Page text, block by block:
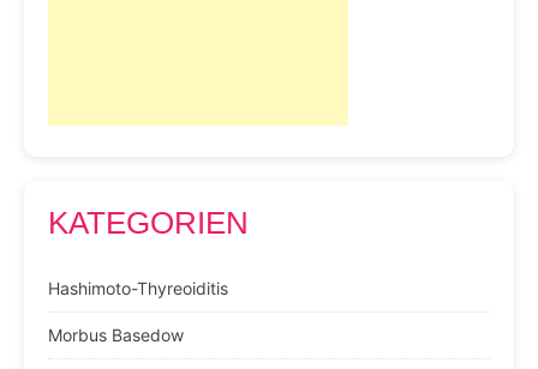
KATEGORIEN
Hashimoto-Thyreoiditis
Morbus Basedow